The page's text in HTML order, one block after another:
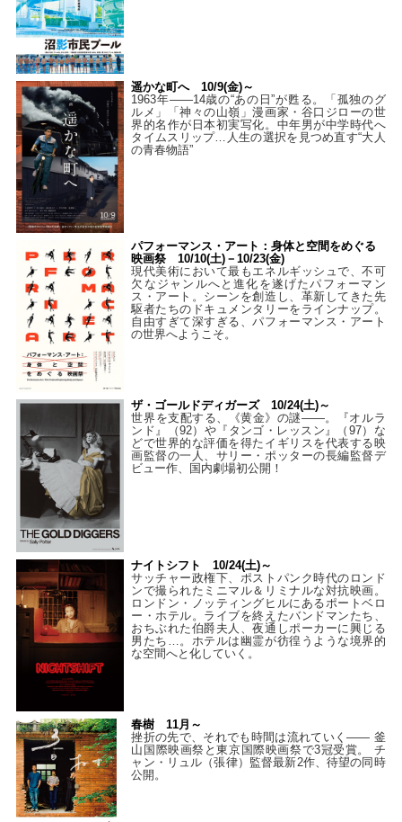
遥かな町へ 10/9(金)～
1963年――14歳の“あの日”が甦る。「孤独のグ
ルメ」「神々の山嶺」漫画家・谷口ジローの世
界的名作が日本初実写化。中年男が中学時代へ
タイムスリップ…人生の選択を見つめ直す“大人
の青春物語”
パフォーマンス・アート：身体と空間をめぐる
映画祭 10/10(土)－10/23(金)
現代美術において最もエネルギッシュで、不可
欠なジャンルへと進化を遂げたパフォーマン
ス・アート。シーンを創造し、革新してきた先
駆者たちのドキュメンタリーをラインナップ。
自由すぎて深すぎる、パフォーマンス・アート
の世界へようこそ。
ザ・ゴールドディガーズ 10/24(土)～
世界を支配する、《黄金》の謎――。『オルラ
ンド』（92）や『タンゴ・レッスン』（97）な
どで世界的な評価を得たイギリスを代表する映
画監督の一人、サリー・ポッターの長編監督デ
ビュー作、国内劇場初公開！
ナイトシフト 10/24(土)～
サッチャー政権下、ポストパンク時代のロンド
ンで撮られたミニマル＆リミナルな対抗映画。
ロンドン・ノッティングヒルにあるポートベロ
ー・ホテル。ライブを終えたバンドマンたち、
おちぶれた伯爵夫人、夜通しポーカーに興じる
男たち…。ホテルは幽霊が彷徨うような境界的
な空間へと化していく。
春樹 11月～
挫折の先で、それでも時間は流れていく—— 釜
山国際映画祭と東京国際映画祭で3冠受賞。 チ
ャン・リュル（張律）監督最新2作、待望の同時
公開。